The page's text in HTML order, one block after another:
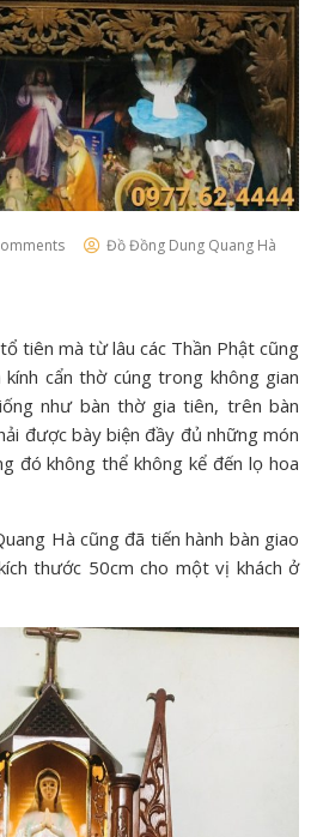
Đồ Đồng Dung Quang Hà
tiên mà từ lâu các Thần Phật cũng
cẩn thờ cúng trong không gian
như bàn thờ gia tiên, trên bàn
được bày biện đầy đủ những món
đó không thể không kể đến lọ hoa
Hà cũng đã tiến hành bàn giao
thước 50cm cho một vị khách ở